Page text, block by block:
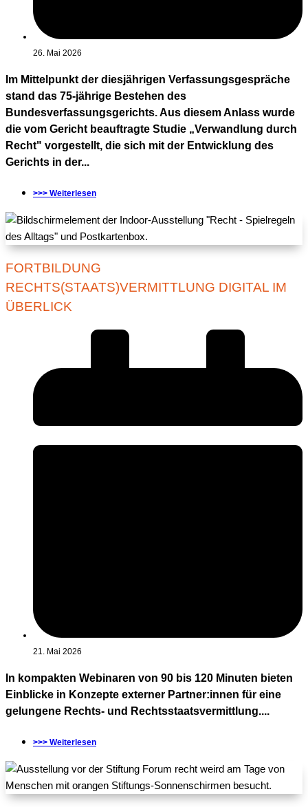
26. Mai 2026
Im Mittelpunkt der diesjährigen Verfassungsgespräche
stand das 75-jährige Bestehen des
Bundesverfassungsgerichts. Aus diesem Anlass wurde
die vom Gericht beauftragte Studie „Verwandlung durch
Recht" vorgestellt, die sich mit der Entwicklung des
Gerichts in der...
>>> Weiterlesen
FORTBILDUNG
RECHTS(STAATS)VERMITTLUNG DIGITAL IM
ÜBERLICK
21. Mai 2026
In kompakten Webinaren von 90 bis 120 Minuten bieten
Einblicke in Konzepte externer Partner:innen für eine
gelungene Rechts- und Rechtsstaatsvermittlung....
>>> Weiterlesen